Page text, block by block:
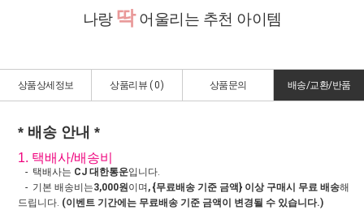
나랑 딱어울리는 추천 아이템
상품상세정보 상품리뷰 ( 0) 상품문의 배송/교환/반품
* 배송 안내 *
1. 택배사/배송비
- 택배사는 CJ 대한통운입니다.
- 기본 배송비는3,000원이며 , {무료배송 기준 금액} 이상 구매시 무료 배송해
드립니다. (이벤트 기간에는 무료배송 기준 금액이 변경될 수 있습니다.)